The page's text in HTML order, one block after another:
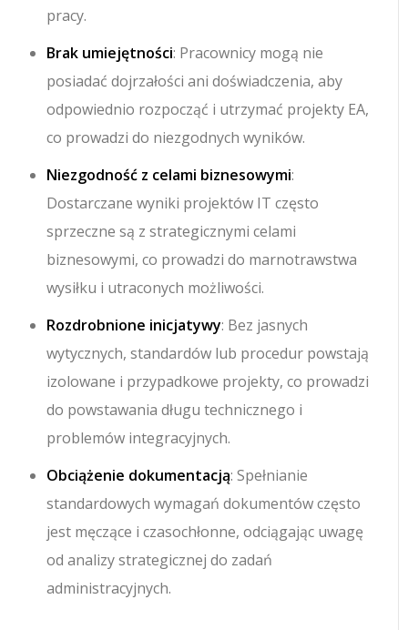
pracy.
Brak umiejętności: Pracownicy mogą nie
posiadać dojrzałości ani doświadczenia, aby
odpowiednio rozpocząć i utrzymać projekty EA,
co prowadzi do niezgodnych wyników.
Niezgodność z celami biznesowymi:
Dostarczane wyniki projektów IT często
sprzeczne są z strategicznymi celami
biznesowymi, co prowadzi do marnotrawstwa
wysiłku i utraconych możliwości.
Rozdrobnione inicjatywy: Bez jasnych
wytycznych, standardów lub procedur powstają
izolowane i przypadkowe projekty, co prowadzi
do powstawania długu technicznego i
problemów integracyjnych.
Obciążenie dokumentacją: Spełnianie
standardowych wymagań dokumentów często
jest męczące i czasochłonne, odciągając uwagę
od analizy strategicznej do zadań
administracyjnych.